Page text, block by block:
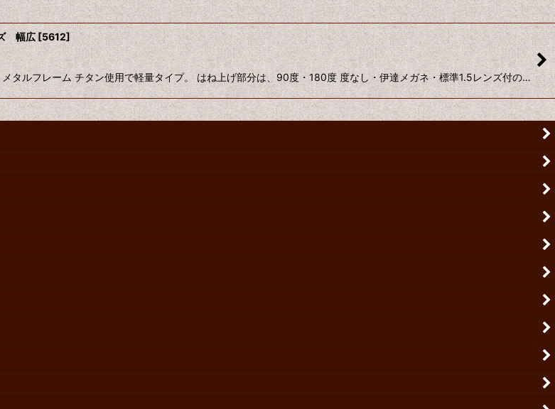
幅広 [5612]
フレーム チタン使用で軽量タイプ。 はね上げ部分は、90度・180度 度なし・伊達メガネ・標準1.5レンズ付の…